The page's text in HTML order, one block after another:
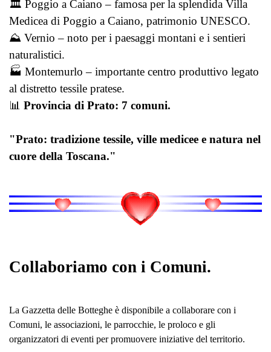
🏛️ Poggio a Caiano – famosa per la splendida Villa
Medicea di Poggio a Caiano, patrimonio UNESCO.
⛰️ Vernio – noto per i paesaggi montani e i sentieri
naturalistici.
🏭 Montemurlo – importante centro produttivo legato
al distretto tessile pratese.
📊 Provincia di Prato: 7 comuni.
"Prato: tradizione tessile, ville medicee e natura nel
cuore della Toscana."
Collaboriamo con i Comuni.
La Gazzetta delle Botteghe è disponibile a collaborare con i
Comuni, le associazioni, le parrocchie, le proloco e gli
organizzatori di eventi per promuovere iniziative del territorio.